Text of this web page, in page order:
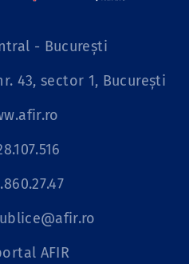
AFIR
- București
43, sector 1, București